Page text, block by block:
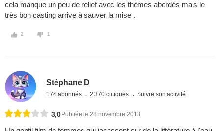
cela manque un peu de relief avec les thèmes abordés mais le
très bon casting arrive à sauver la mise .
2 1
Stéphane D
174 abonnés 2 370 critiques Suivre son activité
3,0 Publiée le 28 novembre 2013